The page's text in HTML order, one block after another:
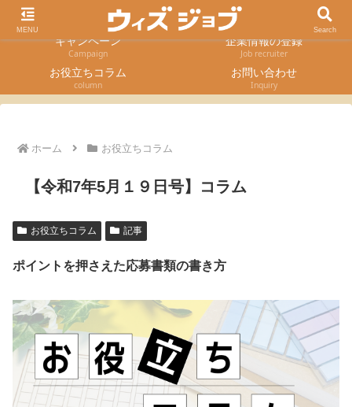
Job Search
採用エントリー
キャンペーン
Campaign
企業情報の登録
Job recruiter
お役立ちコラム
column
お問い合わせ
Inquiry
ホーム お役立ちコラム
【令和7年5月１９日号】コラム
お役立ちコラム 記事
ポイントを押さえた応募書類の書き方
MENU Search